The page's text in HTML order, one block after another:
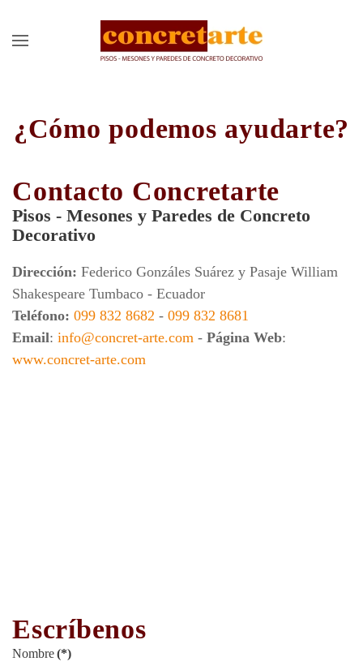
¿Cómo podemos ayudarte?
Contacto Concretarte
Pisos - Mesones y Paredes de Concreto
Decorativo
Dirección: Federico Gonzáles Suárez y Pasaje William
Shakespeare Tumbaco - Ecuador
Teléfono: 099 832 8682 - 099 832 8681
Email: info@concret-arte.com - Página Web:
www.concret-arte.com
Escríbenos
Nombre(*)